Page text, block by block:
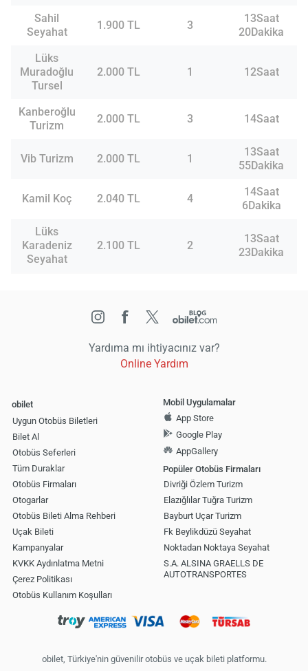
Sahil
Seyahat
1.900 TL 3
13Saat
20Dakika
Lüks
Muradoğlu
Tursel
2.000 TL 1 12Saat
Kanberoğlu
Turizm
2.000 TL 3 14Saat
Vib Turizm 2.000 TL 1
13Saat
55Dakika
Kamil Koç 2.040 TL 4
14Saat
6Dakika
Lüks
Karadeniz
Seyahat
2.100 TL 2
13Saat
23Dakika
Yardıma mı ihtiyacınız var?
Online Yardım
obilet
Uygun Otobüs Biletleri
Bilet Al
Otobüs Seferleri
Tüm Duraklar
Otobüs Firmaları
Otogarlar
Otobüs Bileti Alma Rehberi
Uçak Bileti
Kampanyalar
KVKK Aydınlatma Metni
Çerez Politikası
Otobüs Kullanım Koşulları
Mobil Uygulamalar
App Store
Google Play
AppGallery
Popüler Otobüs Firmaları
Divriği Özlem Turizm
Elazığlılar Tuğra Turizm
Bayburt Uçar Turizm
Fk Beylikdüzü Seyahat
Noktadan Noktaya Seyahat
S.A. ALSINA GRAELLS DE
AUTOTRANSPORTES
obilet, Türkiye'nin güvenilir otobüs ve uçak bileti platformu.